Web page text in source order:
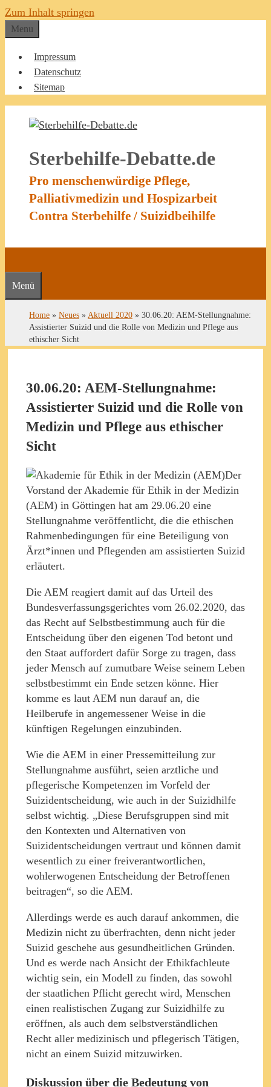
Zum Inhalt springen
Menu
Impressum
Datenschutz
Sitemap
Sterbehilfe-Debatte.de
Pro menschenwürdige Pflege,
Palliativmedizin und Hospizarbeit
Contra Sterbehilfe / Suizidbeihilfe
Menü
Home » Neues » Aktuell 2020 » 30.06.20: AEM-Stellungnahme:
Assistierter Suizid und die Rolle von Medizin und Pflege aus
ethischer Sicht
30.06.20: AEM-Stellungnahme:
Assistierter Suizid und die Rolle von
Medizin und Pflege aus ethischer
Sicht
Der
Vorstand der Akademie für Ethik in der Medizin
(AEM) in Göttingen hat am 29.06.20 eine
Stellungnahme veröffentlicht, die die ethischen
Rahmenbedingungen für eine Beteiligung von
Ärzt*innen und Pflegenden am assistierten Suizid
erläutert.
Die AEM reagiert damit auf das Urteil des
Bundesverfassungsgerichtes vom 26.02.2020, das
das Recht auf Selbstbestimmung auch für die
Entscheidung über den eigenen Tod betont und
den Staat auffordert dafür Sorge zu tragen, dass
jeder Mensch auf zumutbare Weise seinem Leben
selbstbestimmt ein Ende setzen könne. Hier
komme es laut AEM nun darauf an, die
Heilberufe in angemessener Weise in die
künftigen Regelungen einzubinden.
Wie die AEM in einer Pressemitteilung zur
Stellungnahme ausführt, seien arztliche und
pflegerische Kompetenzen im Vorfeld der
Suizidentscheidung, wie auch in der Suizidhilfe
selbst wichtig. „Diese Berufsgruppen sind mit
den Kontexten und Alternativen von
Suizidentscheidungen vertraut und können damit
wesentlich zu einer freiverantwortlichen,
wohlerwogenen Entscheidung der Betroffenen
beitragen“, so die AEM.
Allerdings werde es auch darauf ankommen, die
Medizin nicht zu überfrachten, denn nicht jeder
Suizid geschehe aus gesundheitlichen Gründen.
Und es werde nach Ansicht der Ethikfachleute
wichtig sein, ein Modell zu finden, das sowohl
der staatlichen Pflicht gerecht wird, Menschen
einen realistischen Zugang zur Suizidhilfe zu
eröffnen, als auch dem selbstverständlichen
Recht aller medizinisch und pflegerisch Tätigen,
nicht an einem Suizid mitzuwirken.
Diskussion über die Bedeutung von